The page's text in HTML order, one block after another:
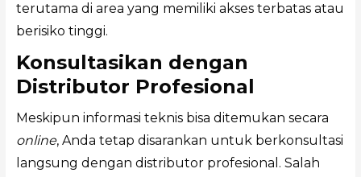
terutama di area yang memiliki akses terbatas atau
berisiko tinggi.
Konsultasikan dengan
Distributor Profesional
Meskipun informasi teknis bisa ditemukan secara
online, Anda tetap disarankan untuk berkonsultasi
langsung dengan distributor profesional. Salah